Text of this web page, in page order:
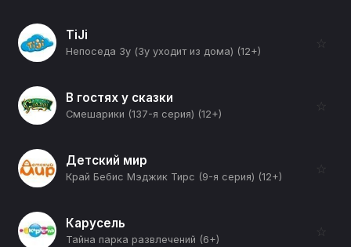
TiJi
Непоседа Зу (Зу уходит из дома) (12+)
☆
В гостях у сказки
Смешарики (137-я серия) (12+)
☆
Детский мир
Край Бебис Мэджик Тирс (9-я серия) (12+)
☆
Карусель
Тайна парка развлечений (6+)
☆